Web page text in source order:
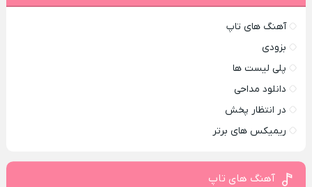
آهنگ های تاپ
بزودی
پلی لیست ها
دانلود مداحی
در انتظار پخش
ریمیکس های برتر
آهنگ های تاپ